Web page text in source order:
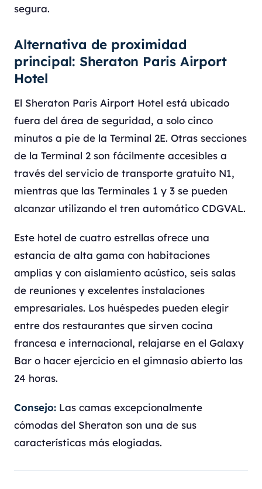
segura.
Alternativa de proximidad
principal: Sheraton Paris Airport
Hotel
El Sheraton Paris Airport Hotel está ubicado
fuera del área de seguridad, a solo cinco
minutos a pie de la Terminal 2E. Otras secciones
de la Terminal 2 son fácilmente accesibles a
través del servicio de transporte gratuito N1,
mientras que las Terminales 1 y 3 se pueden
alcanzar utilizando el tren automático CDGVAL.
Este hotel de cuatro estrellas ofrece una
estancia de alta gama con habitaciones
amplias y con aislamiento acústico, seis salas
de reuniones y excelentes instalaciones
empresariales. Los huéspedes pueden elegir
entre dos restaurantes que sirven cocina
francesa e internacional, relajarse en el Galaxy
Bar o hacer ejercicio en el gimnasio abierto las
24 horas.
Consejo: Las camas excepcionalmente
cómodas del Sheraton son una de sus
características más elogiadas.